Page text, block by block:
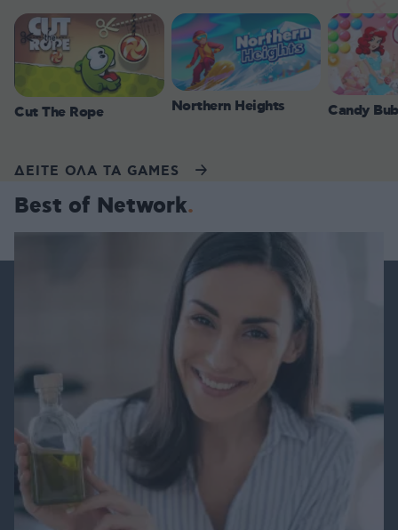
Cut The Rope Northern Heights Candy
ΔΕΙΤΕ ΟΛΑ ΤΑ GAMES
Best of Network